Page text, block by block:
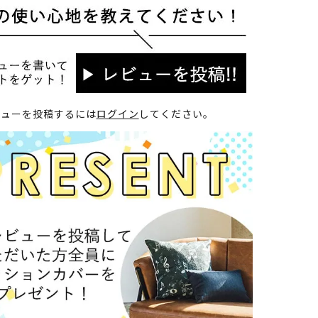
ーを投稿するにはログイン してください。